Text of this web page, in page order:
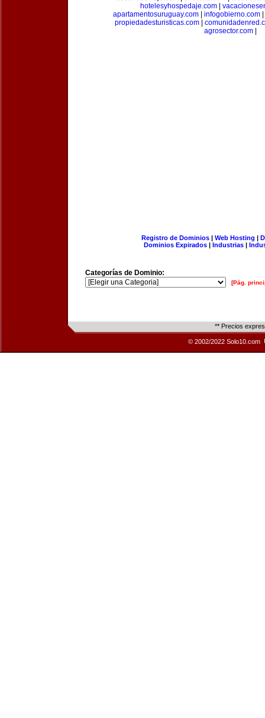
hotelesyhospedaje.com
apartamentosuruguay.com
infogobierno.com
propiedadesturisticas.com|
agrosector.com|
Registro de Dominios| Web Hosting |
Dominios Expirados | Industrias |
Categorías de Dominio:
[Pág.
** Precios
© 2002/2022 Solo10.com